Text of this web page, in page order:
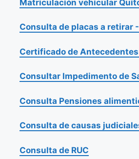
Matriculación vehicular
Consulta de placas a retirar
Certificado de
Consultar Impedimento de
Consulta Pensiones
Consulta de causas
Consulta de RUC